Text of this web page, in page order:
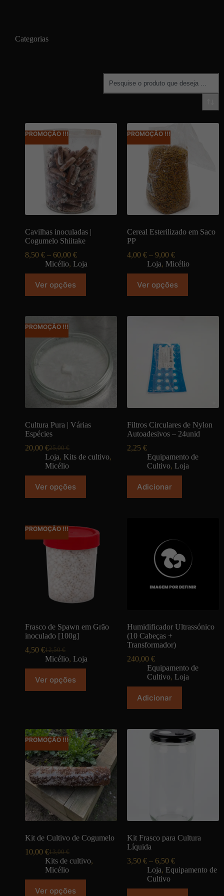
Categorias
PROMOÇÃO !!!
Cavilhas inoculadas |
Cogumelo Shiitake
8,50 € – 60,00 €
Micélio, Loja
Ver opções
PROMOÇÃO !!!
Cereal Esterilizado em Saco
PP
4,00 € – 9,00 €
Loja, Micélio
Ver opções
PROMOÇÃO !!!
Cultura Pura | Várias
Espécies
25,00€
20,00 €
Loja, Kits de cultivo,
Micélio
Ver opções
Filtros Circulares de Nylon
Autoadesivos – 24unid
2,25 €
Equipamento de
Cultivo, Loja
Adicionar
PROMOÇÃO !!!
Frasco de Spawn em Grão
inoculado [100g]
12,50€
4,50 €
Micélio, Loja
Ver opções
Humidificador Ultrassónico
(10 Cabeças +
Transformador)
240,00 €
Equipamento de
Cultivo, Loja
Adicionar
PROMOÇÃO !!!
Kit de Cultivo de Cogumelo
13,00€
10,00 €
Kits de cultivo,
Micélio
Ver opções
Kit Frasco para Cultura
Líquida
3,50 € – 6,50 €
Loja, Equipamento de
Cultivo